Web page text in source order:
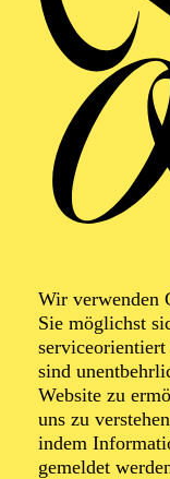
Wir verwenden
Sie möglichst
sind
Website zu
uns zu
indem
gemeldet